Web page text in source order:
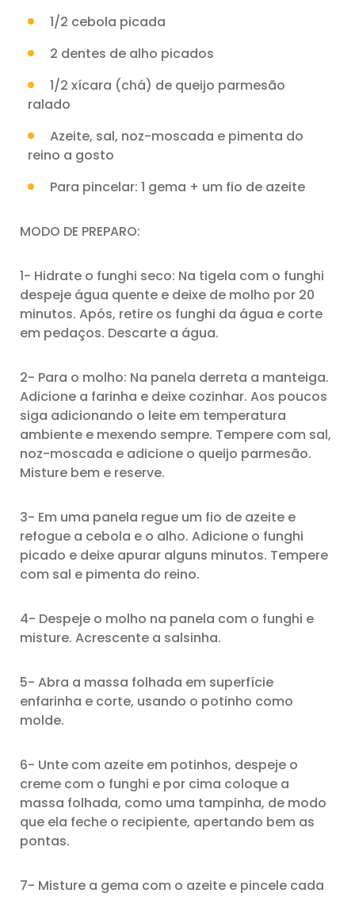
1/2 cebola picada
2 dentes de alho picados
1/2 xícara (chá) de queijo parmesão
ralado
Azeite, sal, noz-moscada e pimenta do
reino a gosto
Para pincelar: 1 gema + um fio de azeite
MODO DE PREPARO:
1- Hidrate o funghi seco: Na tigela com o funghi
despeje água quente e deixe de molho por 20
minutos. Após, retire os funghi da água e corte
em pedaços. Descarte a água.
2- Para o molho: Na panela derreta a manteiga.
Adicione a farinha e deixe cozinhar. Aos poucos
siga adicionando o leite em temperatura
ambiente e mexendo sempre. Tempere com sal,
noz-moscada e adicione o queijo parmesão.
Misture bem e reserve.
3- Em uma panela regue um fio de azeite e
refogue a cebola e o alho. Adicione o funghi
picado e deixe apurar alguns minutos. Tempere
com sal e pimenta do reino.
4- Despeje o molho na panela com o funghi e
misture. Acrescente a salsinha.
5- Abra a massa folhada em superfície
enfarinha e corte, usando o potinho como
molde.
6- Unte com azeite em potinhos, despeje o
creme com o funghi e por cima coloque a
massa folhada, como uma tampinha, de modo
que ela feche o recipiente, apertando bem as
pontas.
7- Misture a gema com o azeite e pincele cada